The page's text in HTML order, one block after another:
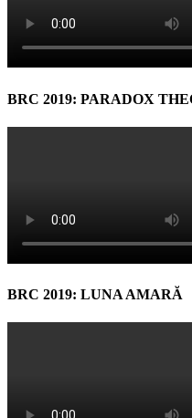
BRC 2019: PARADOX
BRC 2019: LUNA AMARĂ